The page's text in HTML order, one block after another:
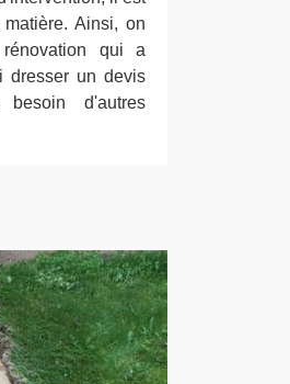
Ainsi, on
qui a
dresser un devis
d'autres